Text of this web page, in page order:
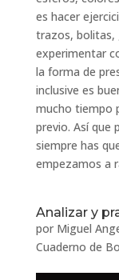
es hacer
trazos, bolitas,
experimentar
la forma de
inclusive es
mucho tiempo
previo. Así que
siempre has
empezamos a
Analizar y
por Miguel
Cuaderno de